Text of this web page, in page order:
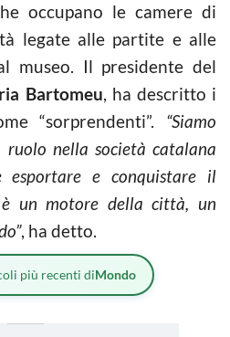
occupano le camere di
legate alle partite e alle
museo. Il presidente del
Bartomeu, ha descritto i
“sorprendenti”. “Siamo
ruolo nella società catalana
esportare e conquistare il
un motore della città, un
, ha detto.
più recenti diMondo